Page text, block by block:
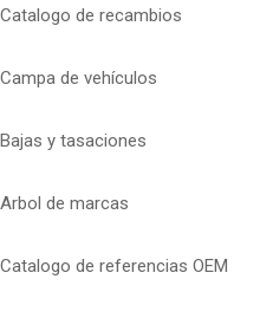
Catalogo de recambios
Campa de vehículos
Bajas y tasaciones
Arbol de marcas
Catalogo de referencias OEM